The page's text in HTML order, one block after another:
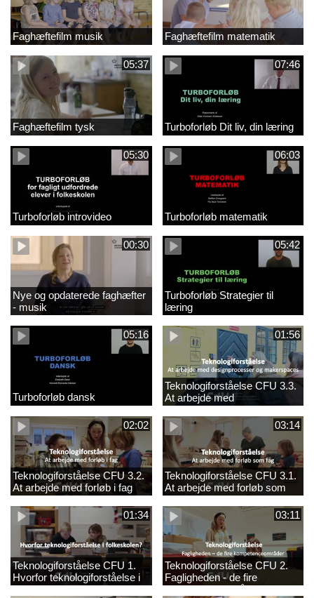
Faghæftefilm musik Faghæftefilm matematik
05:37
Faghæftefilm tysk
07:46
Turboforløb Dit liv, din læring
05:30
Turboforløb introvideo
06:03
Turboforløb matematik
00:30
Nye og opdaterede faghæfter
- musik
05:42
Turboforløb Strategier til
læring
05:16
Turboforløb dansk
01:56
Teknologiforståelse CFU 3.3.
At arbejde med
designprocesser og
makerspaces
02:02
Teknologiforståelse CFU 3.2.
At arbejde med forløb i fag
03:14
Teknologiforståelse CFU 3.1.
At arbejde med forløb som
fag
01:34
Teknologiforståelse CFU 1.
Hvorfor teknologiforståelse i
folkeskolen?
03:11
Teknologiforståelse CFU 2.
Fagligheden - de fire
kompetenceområder